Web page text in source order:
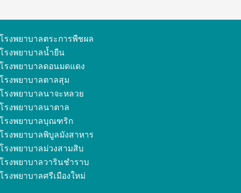
โรงพยาบาลตระการพืชผล
โรงพยาบาลน้ำยืน
โรงพยาบาลดอนมดแดง
โรงพยาบาลตาลสุม
โรงพยาบาลนาจะหลวย
โรงพยาบาลนาตาล
โรงพยาบาลบุณฑริก
โรงพยาบาลพิบูลมังสาหาร
โรงพยาบาลม่วงสามสิบ
โรงพยาบาลวารินชำราบ
โรงพยาบาลศรีเมืองใหม่